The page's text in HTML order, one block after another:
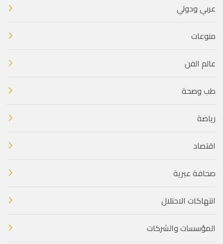
عربي ودولي
منوعات
عالم الفن
طب وصحة
رياضة
اقتصاد
صحافة عبرية
انتهاكات الاحتلال
المؤسسات والشركات